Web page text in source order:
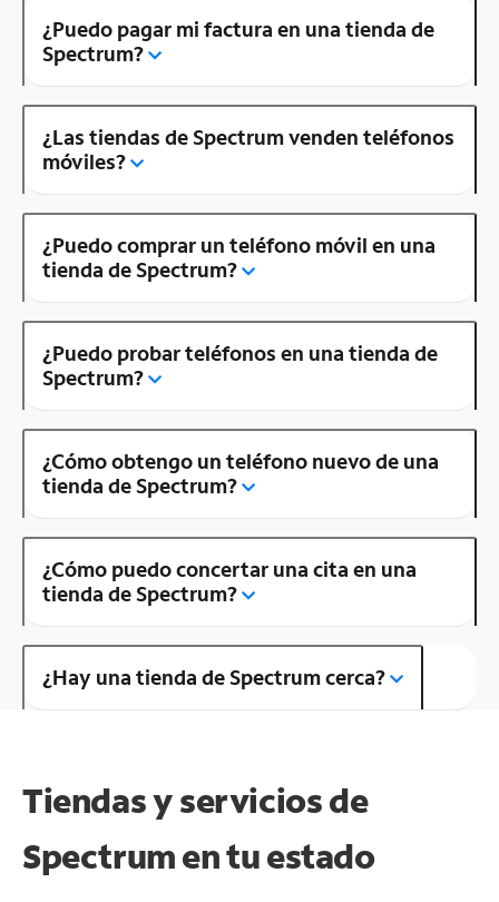
¿Puedo pagar mi factura en una tienda de
Spectrum?
¿Las tiendas de Spectrum venden teléfonos
móviles?
¿Puedo comprar un teléfono móvil en una
tienda de Spectrum?
¿Puedo probar teléfonos en una tienda de
Spectrum?
¿Cómo obtengo un teléfono nuevo de una
tienda de Spectrum?
¿Cómo puedo concertar una cita en una
tienda de Spectrum?
¿Hay una tienda de Spectrum cerca?
Tiendas y servicios de
Spectrum en tu estado